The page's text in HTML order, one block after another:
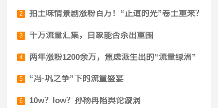
2 拍土味情景剧涨粉百万！“正道的光”卷土重来？
3 千万流量汇集，白象能否杀出重围
4 两年涨粉1200余万，焦虑派生出的“流量绿洲”
5 “冯·巩之争”下的流量盛宴
6 10w？low？孙杨再陷舆论漩涡